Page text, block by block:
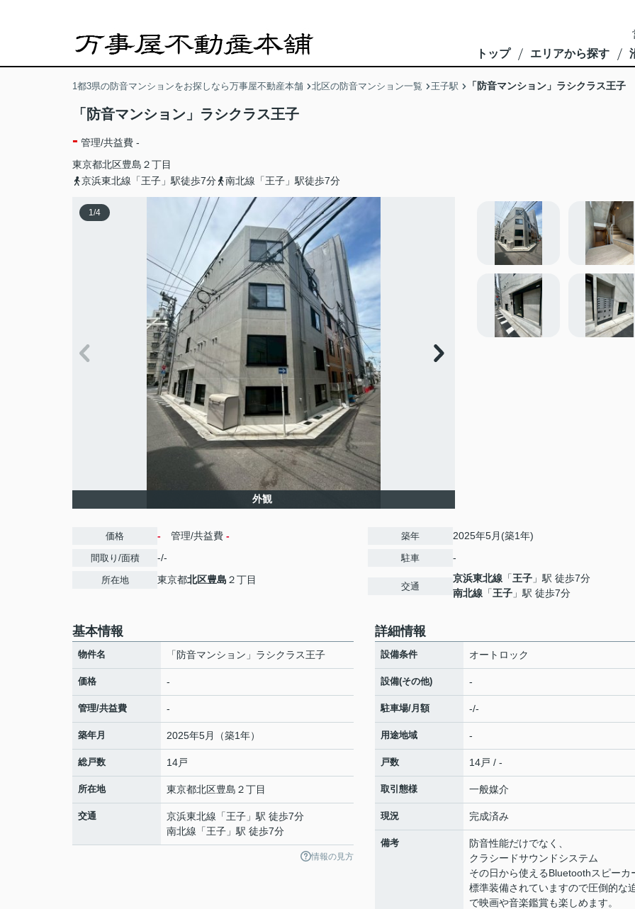
トップ エリアから探す
1都3県の防音マンションをお探しなら万事屋不動産本舗 北区の防音マンション一覧 王子駅 「防音マンション」ラシクラス王子
「防音マンション」ラシクラス王子
- 管理/共益費 -
東京都北区豊島 ２丁目
京浜東北線「王子」駅徒歩7分
南北線「王子」駅徒歩7分
1/4
外観
価格 - 管理/共益費 -
間取り/面積 -/-
所在地 東京都北区豊島 ２丁目
築年 2025年5月(築1年)
駐車 -
交通
京浜東北線 「王子 」駅 徒歩7分
南北線 「王子 」駅 徒歩7分
基本情報
物件名 「防音マンション」ラシクラス王子
価格 -
管理/共益費 -
築年月 2025年5月（築1年）
総戸数 14戸
所在地 東京都北区豊島 ２丁目
交通 京浜東北線 「王子 」駅 徒歩7分
南北線 「王子 」駅 徒歩7分
情報の見方
詳細情報
設備条件 オートロック
設備(その他) -
駐車場/月額 -/-
用途地域 -
戸数 14戸 / -
取引態様 一般媒介
現況 完成済み
備考
防音性能だけでなく、
クラシードサウンドシステム
その日から使えるBluetoothスピーカ
標準装備されていますので圧倒的な
で映画や音楽鑑賞も楽しめます。